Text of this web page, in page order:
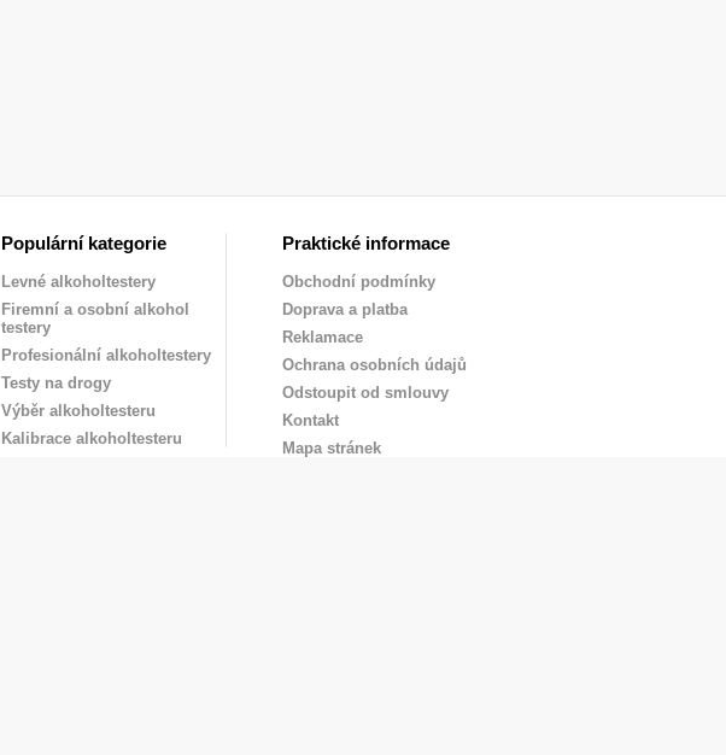
Populární kategorie
Levné alkoholtestery
Firemní a osobní alkohol
testery
Profesionální alkoholtestery
Testy na drogy
Výběr alkoholtesteru
Kalibrace alkoholtesteru
Praktické informace
Obchodní podmínky
Doprava a platba
Reklamace
Ochrana osobních údajů
Odstoupit od smlouvy
Kontakt
Mapa stránek